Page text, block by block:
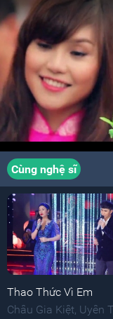
Cùng nghệ sĩ
Thao Thức Vì Em
Châu Gia Kiệt Uyên